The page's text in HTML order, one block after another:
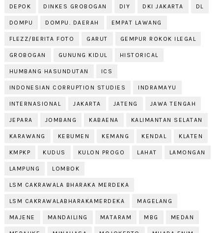
DEPOK DINKES GROBOGAN DIY DKI JAKARTA DL
DOMPU DOMPU. DAERAH EMPAT LAWANG
FLEZZ/BERITA FOTO GARUT GEMPUR ROKOK ILEGAL
GROBOGAN GUNUNG KIDUL HISTORICAL
HUMBANG HASUNDUTAN ICS
INDONESIAN CORRUPTION STUDIES INDRAMAYU
INTERNASIONAL JAKARTA JATENG JAWA TENGAH
JEPARA JOMBANG KABAENA KALIMANTAN SELATAN
KARAWANG KEBUMEN KEMANG KENDAL KLATEN
KMPKP KUDUS KULON PROGO LAHAT LAMONGAN
LAMPUNG LOMBOK
LSM CAKRAWALA BHARAKA MERDEKA
LSM CAKRAWALABHARAKAMERDEKA MAGELANG
MAJENE MANDAILING MATARAM MBG MEDAN